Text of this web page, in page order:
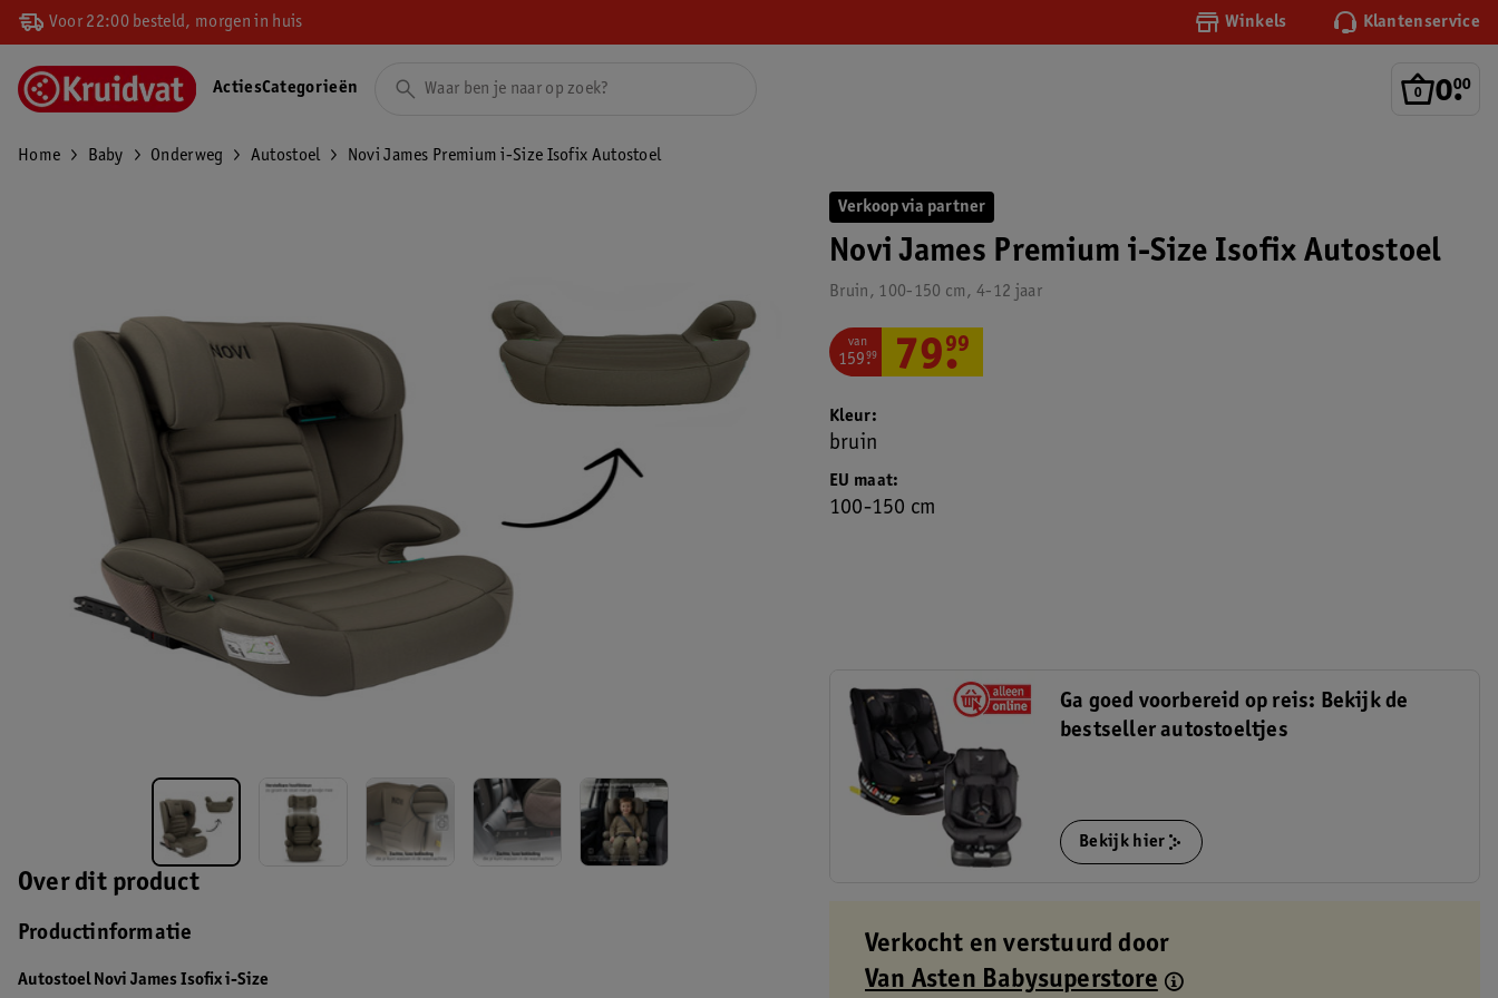
Voor 22:00 besteld, morgen in huis Winkels Klantenservice
0.
00
ActiesCategorieën
Home Baby Onderweg Autostoel Novi James Premium i-Size Isofix Autostoel
Over dit product
Productinformatie
Autostoel Novi James Isofix i-Size
Verkoop via partner
Novi James Premium i-Size Isofix Autostoel
Bruin, 100-150 cm, 4-12 jaar
van
159.
99 79.
99
EU maat
100-150 cm
Kleur
bruin
Ga goed voorbereid op reis: Bekijk de
bestseller autostoeltjes
Bekijk hier
Verkocht en verstuurd door
Van Asten Babysuperstore